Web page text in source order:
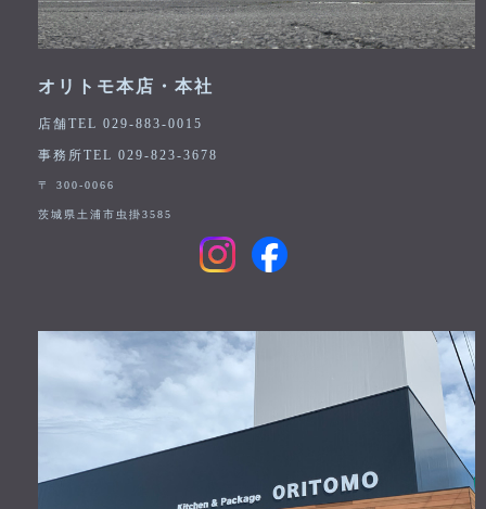
オリトモ本店・本社
店舗TEL 029-883-0015
事務所TEL 029-823-3678
〒 300-0066
茨城県土浦市虫掛3585